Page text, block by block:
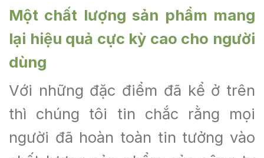
Một chất lượng sản phẩm mang
lại hiệu quả cực kỳ cao cho người
dùng
Với những đặc điểm đã kể ở trên
thì chúng tôi tin chắc rằng mọi
người đã hoàn toàn tin tưởng vào